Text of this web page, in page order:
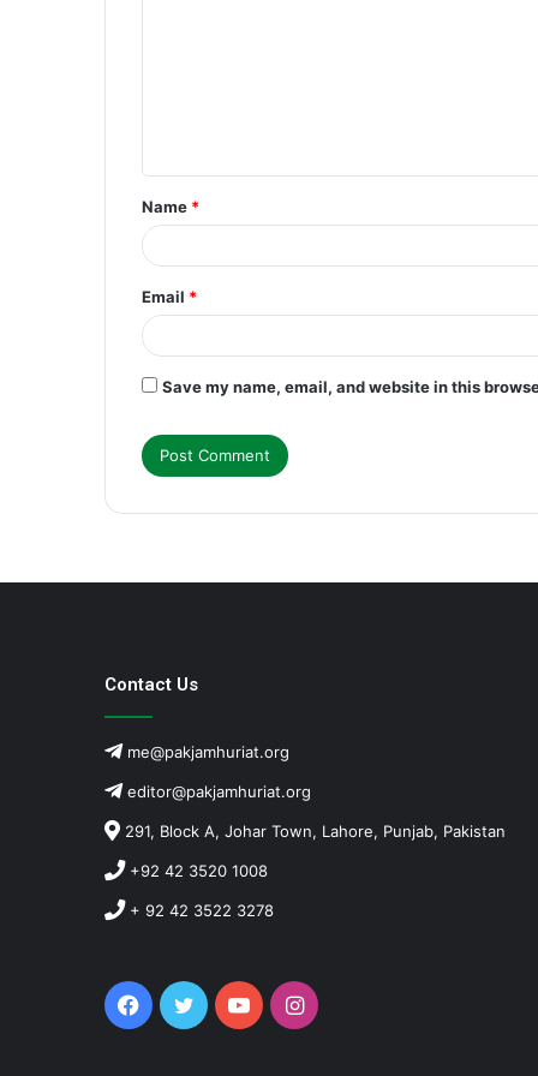
t
*
Name *
Email *
Save my name, email, and website in this
Contact Us
me@pakjamhuriat.org
editor@pakjamhuriat.org
291, Block A, Johar Town, Lahore, Punjab, Pakistan
+92 42 3520 1008
+ 92 42 3522 3278
Facebook
TwitterYouTubeInstagram